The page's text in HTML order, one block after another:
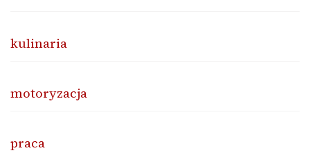
kulinaria
motoryzacja
praca